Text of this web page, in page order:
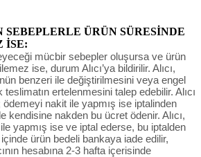
SEBEPLERLE ÜRÜN SÜRESİNDE
İSE:
mücbir sebepler oluşursa ve ürün
ise, durum Alıcı’ya bildirilir. Alıcı,
benzeri ile değiştirilmesini veya engel
ertelenmesini talep edebilir. Alıcı
nakit ile yapmış ise iptalinden
kendisine nakden bu ücret ödenir. Alıcı,
yapmış ise ve iptal ederse, bu iptalden
ürün bedeli bankaya iade edilir,
hesabına 2-3 hafta içerisinde